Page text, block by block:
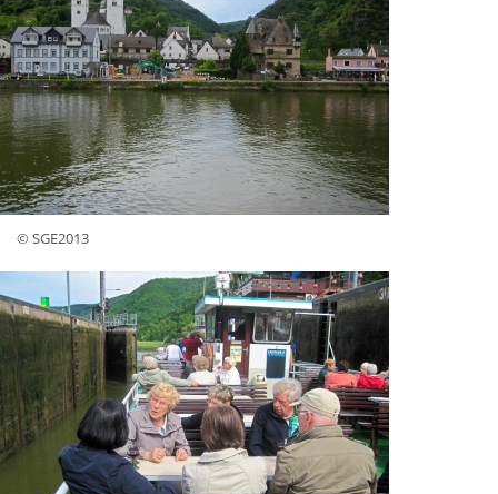
© SGE2013